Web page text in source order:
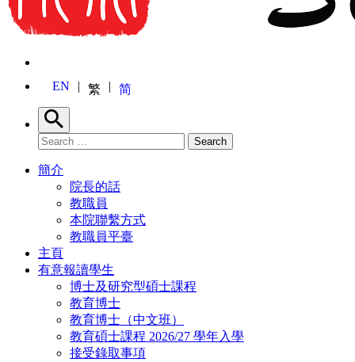
EN 繁 简
Search
Search for: Search
簡介
院長的話
教職員
本院聯繫方式
教職員平臺
主頁
有意報讀學生
博士及研究型碩士課程
教育博士
教育博士（中文班）
教育碩士課程 2026/27 學年入學
接受錄取事項